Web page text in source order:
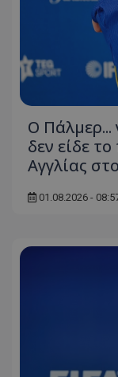
Ο Πάλμερ...
δεν είδε
Αγγλίας
01.08.2026 -